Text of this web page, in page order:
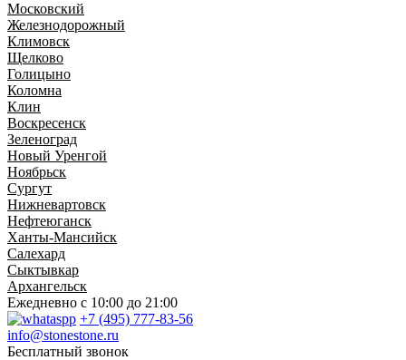
Московский
Железнодорожный
Климовск
Щелково
Голицыно
Коломна
Клин
Воскресенск
Зеленоград
Новый Уренгой
Ноябрьск
Сургут
Нижневартовск
Нефтеюганск
Ханты-Мансийск
Салехард
Сыктывкар
Архангельск
Ежедневно с 10:00 до 21:00
+7 (495) 777-83-56
info@stonestone.ru
Бесплатный звонок